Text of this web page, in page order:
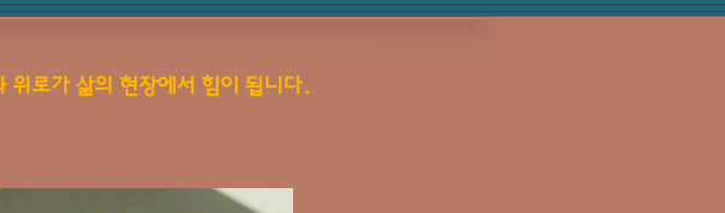
위로가 삶의 현장에서 힘이 됩니다.